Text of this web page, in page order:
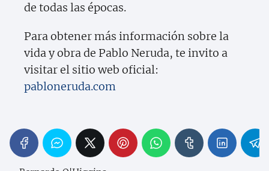
de todas las épocas.
Para obtener más información sobre la
vida y obra de Pablo Neruda, te invito a
visitar el sitio web oficial:
pabloneruda.com